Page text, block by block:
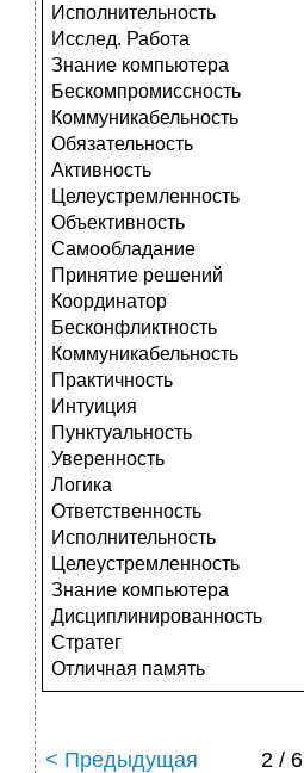
Исполнительность
Исслед. Работа
Знание компьютера
Бескомпромиссность
Коммуникабельность
Обязательность
Активность
Целеустремленность
Объективность
Самообладание
Принятие решений
Координатор
Бесконфликтность
Коммуникабельность
Практичность
Интуиция
Пунктуальность
Уверенность
Логика
Ответственность
Исполнительность
Целеустремленность
Знание компьютера
Дисциплинированность
Стратег
Отличная память
< Предыдущая 2 / 6